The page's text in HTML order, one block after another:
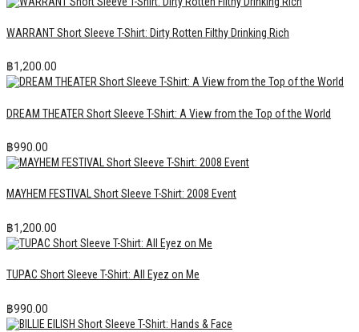
WARRANT Short Sleeve T-Shirt: Dirty Rotten Filthy Drinking Rich
฿1,200.00
DREAM THEATER Short Sleeve T-Shirt: A View from the Top of the World
฿990.00
MAYHEM FESTIVAL Short Sleeve T-Shirt: 2008 Event
฿1,200.00
TUPAC Short Sleeve T-Shirt: All Eyez on Me
฿990.00